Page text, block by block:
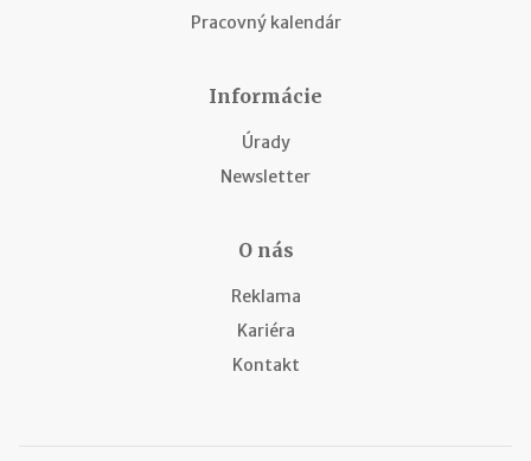
Pracovný kalendár
Informácie
Úrady
Newsletter
O nás
Reklama
Kariéra
Kontakt